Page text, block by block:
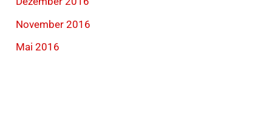
November 2016
Mai 2016